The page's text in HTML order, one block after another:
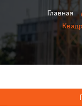
Главная